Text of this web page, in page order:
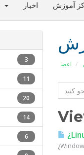
اخبار آموزش
اعضا
3
11
20
14
6